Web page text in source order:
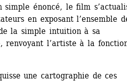
simple énoncé, le film
en exposant l’ensemble
la simple intuition à sa
renvoyant l’artiste à la
une cartographie de ces